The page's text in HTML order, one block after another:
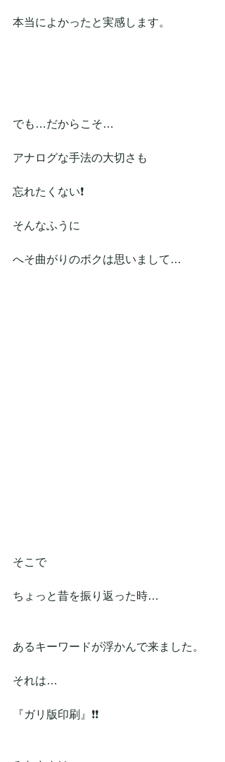
本当によかったと実感します。
でも…だからこそ…
アナログな手法の大切さも
忘れたくない❗
そんなふうに
へそ曲がりのボクは思いまして…
そこで
ちょっと昔を振り返った時…
あるキーワードが浮かんで来ました。
それは…
『ガリ版印刷』❗❗